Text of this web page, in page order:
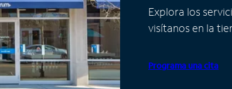
Explora los
visítanos en la
Programa una cita